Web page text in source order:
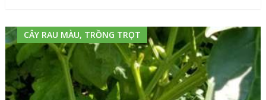
CÂY RAU MÀU, TRỒNG TRỌT